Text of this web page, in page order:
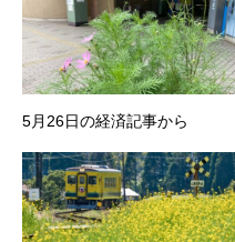
5月26日の経済記事から